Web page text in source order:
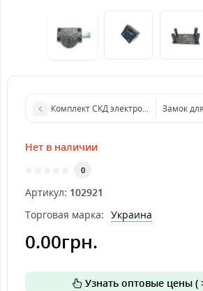
Комплект СКД электромагнит и
Замок
Нет в наличии
0
Артикул: 102921
Торговая марка: Украина
0.00грн.
Узнать оптовые цены (